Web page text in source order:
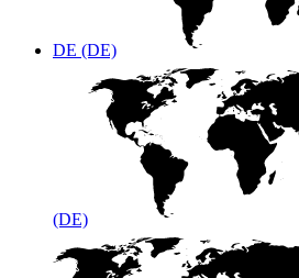
DE (DE)
(DE)